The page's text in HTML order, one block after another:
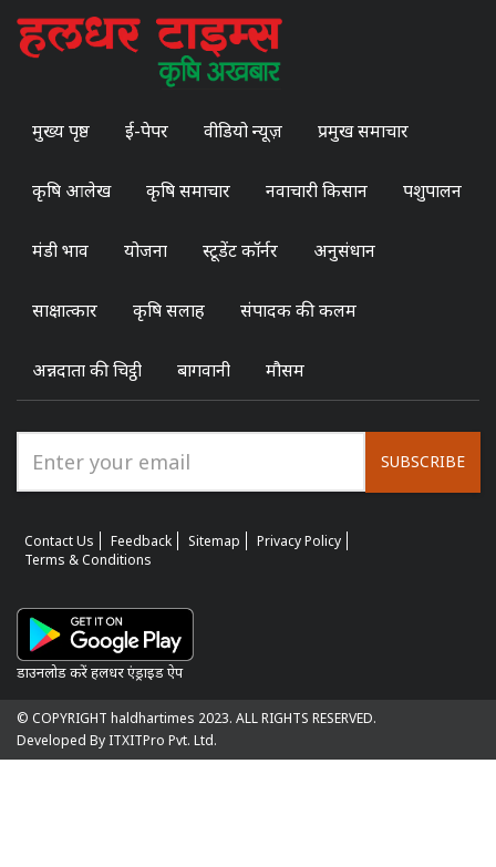
मुख्य पृष्ठ ई-पेपर वीडियो न्यूज़ प्रमुख समाचार
कृषि आलेख कृषि समाचार नवाचारी किसान पशुपालन
मंडी भाव योजना स्टूडेंट कॉर्नर अनुसंधान
साक्षात्कार कृषि सलाह संपादक की कलम
अन्नदाता की चिट्ठी बागवानी मौसम
SUBSCRIBE
Contact Us Feedback Sitemap
Privacy Policy
Terms & Conditions
डाउनलोड करें हलधर एंड्राइड ऐप
© COPYRIGHT haldhartimes 2023. ALL RIGHTS RESERVED.
Developed By ITXITPro Pvt. Ltd.